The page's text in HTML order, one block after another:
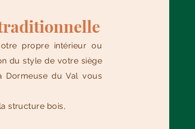
nnelle
propre intérieur ou
du style de votre siège
Dormeuse du Val vous
structure bois,